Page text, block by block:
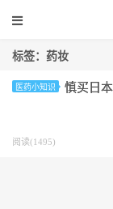
标签：药妆
医药小知识 慎买日
阅读(1495)